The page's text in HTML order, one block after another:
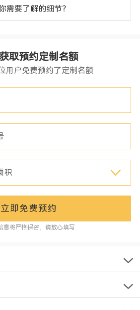
需要了解的细节？
取预约定制名额
用户免费预约了定制名额
立即免费预约
息将严格保密，请放心填写